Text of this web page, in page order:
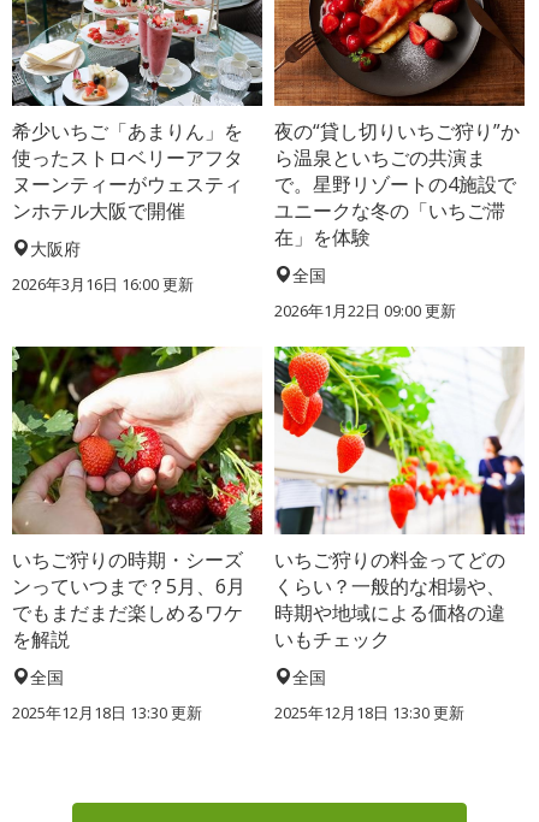
希少いちご「あまりん」を
使ったストロベリーアフタ
ヌーンティーがウェスティ
ンホテル大阪で開催
大阪府
2026年3月16日 16:00 更新
夜の“貸し切りいちご狩り”か
ら温泉といちごの共演ま
で。星野リゾートの4施設で
ユニークな冬の「いちご滞
在」を体験
全国
2026年1月22日 09:00 更新
いちご狩りの時期・シーズ
ンっていつまで？5月、6月
でもまだまだ楽しめるワケ
を解説
全国
2025年12月18日 13:30 更新
いちご狩りの料金ってどの
くらい？一般的な相場や、
時期や地域による価格の違
いもチェック
全国
2025年12月18日 13:30 更新